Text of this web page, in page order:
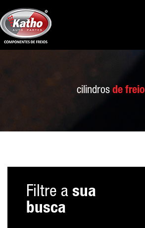
cilindros de freio
Filtre a sua
busca